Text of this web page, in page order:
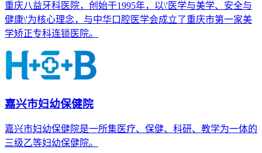
重庆八益牙科医院，创始于1995年，以\'医学与美学、安全与
健康\'为核心理念，与中华口腔医学会成立了重庆市第一家美
学矫正专科连锁医院。
嘉兴市妇幼保健院
嘉兴市妇幼保健院是一所集医疗、保健、科研、教学为一体的
三级乙等妇幼保健院。